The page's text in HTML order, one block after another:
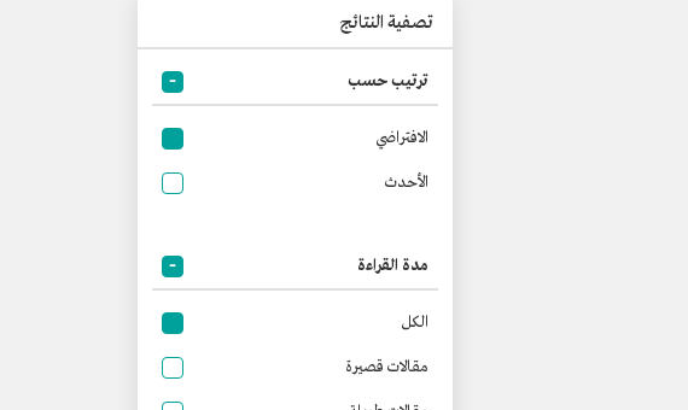
تصفية النتائج
ترتيب حسب
الافتراضي
الأحدث
مدة القراءة
الكل
مقالات قصيرة